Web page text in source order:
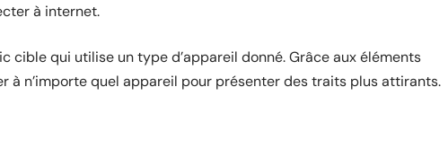
à internet.
cible qui utilise un type d’appareil donné. Grâce aux éléments
à n’importe quel appareil pour présenter des traits plus attirants.